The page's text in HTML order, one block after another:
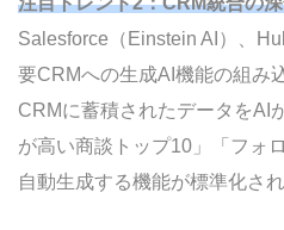
Salesforce（Einstein AI）、
要CRMへの生成AI機能の組み
CRMに蓄積されたデータをAI
が高い商談トップ10」「フォ
自動生成する機能が標準化さ